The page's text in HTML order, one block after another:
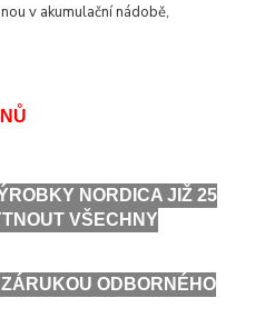
v akumulační nádobě,
NORDICA JIŽ 25
VŠECHNY
ODBORNÉHO